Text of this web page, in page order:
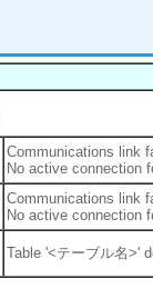
Communications link
No active connection
Communications link
No active connection
Table '<テーブル名>'